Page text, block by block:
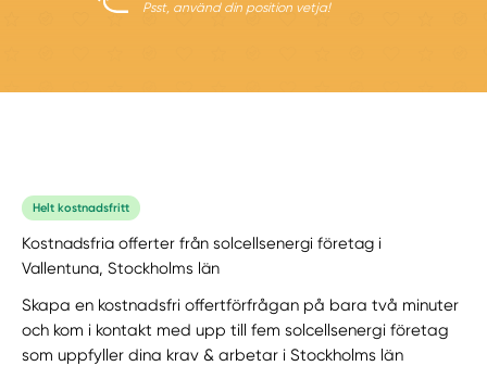
Psst, använd din position vetja!
Helt kostnadsfritt
Kostnadsfria offerter från solcellsenergi företag i
Vallentuna, Stockholms län
Skapa en kostnadsfri offertförfrågan på bara två minuter
och kom i kontakt med upp till fem solcellsenergi företag
som uppfyller dina krav & arbetar i Stockholms län